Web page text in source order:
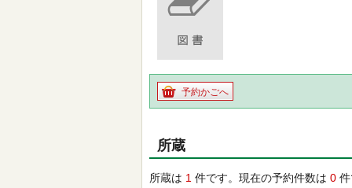
予約かごへ
所蔵
所蔵は 1 件です。現在の予約件数は 0